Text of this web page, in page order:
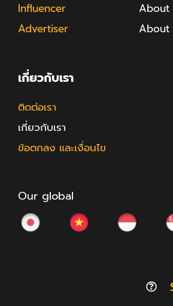
Influencer
Advertiser
About
About
เกี่ยวกับเรา
ติดต่อเรา
เกี่ยวกับเรา
ข้อตกลง และเงื่อนไข
Our global